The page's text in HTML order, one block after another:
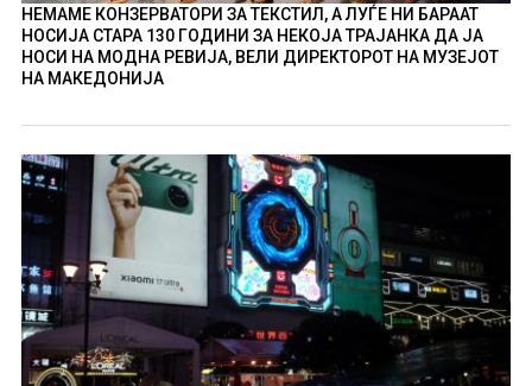
НЕМАМЕ КОНЗЕРВАТОРИ ЗА ТЕКСТИЛ, А ЛУЃЕ НИ БАРААТ
НОСИЈА СТАРА 130 ГОДИНИ ЗА НЕКОЈА ТРАЈАНКА ДА ЈА
НОСИ НА МОДНА РЕВИЈА, ВЕЛИ ДИРЕКТОРОТ НА МУЗЕЈОТ
НА МАКЕДОНИЈА